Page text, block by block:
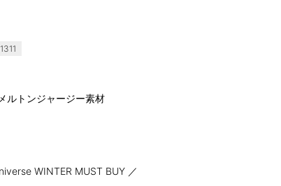
ルトンジャージー素材
WINTER MUST BUY ／